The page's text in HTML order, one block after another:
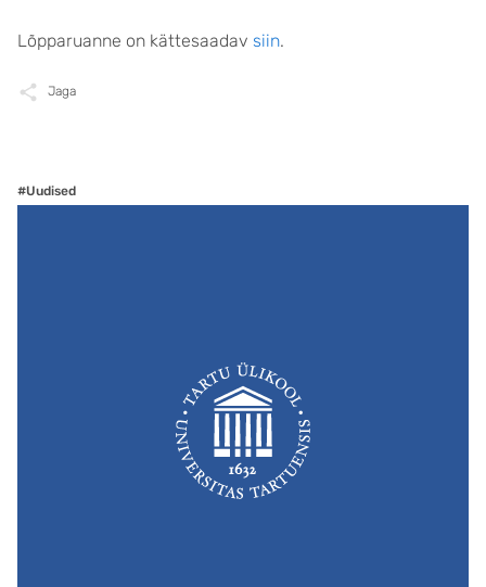
Lõpparuanne on kättesaadav siin.
Jaga
#Uudised